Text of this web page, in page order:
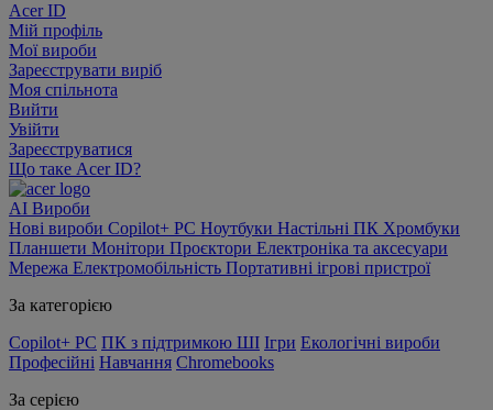
Acer ID
Мій профіль
Мої вироби
Зареєструвати виріб
Моя спільнота
Вийти
Увійти
Зареєструватися
Що таке Acer ID?
AI Вироби
Нові вироби Copilot+ PC Ноутбуки Настільні ПК Хромбуки
Планшети Монітори Проєктори Електроніка та аксесуари
Мережа Електромобільність Портативні ігрові пристрої
За категорією
Copilot+ PC ПК з підтримкою ШІ Ігри Екологічні вироби
Професійні Навчання Chromebooks
За серією